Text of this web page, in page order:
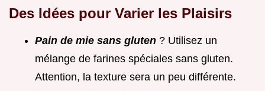
Des Idées pour Varier les Plaisirs
Pain de mie sans gluten ? Utilisez un
mélange de farines spéciales sans gluten.
Attention, la texture sera un peu différente.